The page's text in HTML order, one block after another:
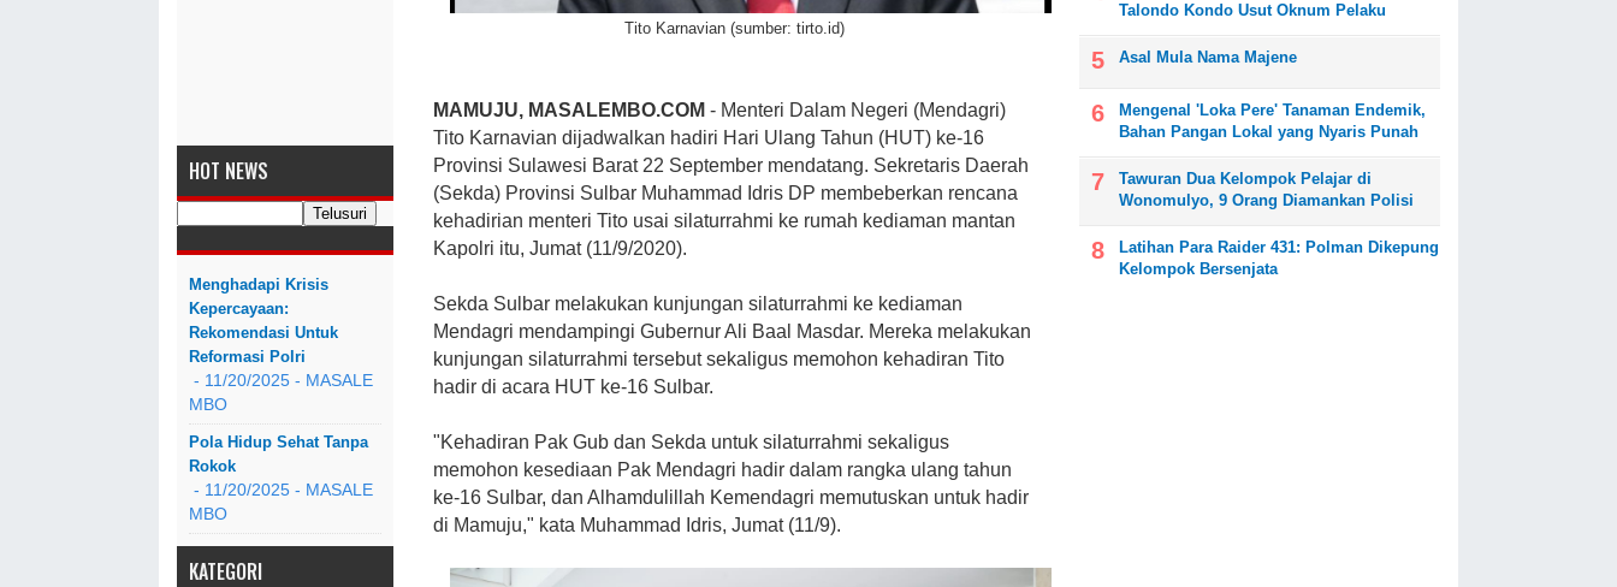
HOT NEWS
Menghadapi Krisis
Kepercayaan:
Rekomendasi Untuk
Reformasi Polri
- 11/20/2025 - MASALE
MBO
Pola Hidup Sehat Tanpa
Rokok
- 11/20/2025 - MASALE
MBO
KATEGORI
Tito Karnavian (sumber: tirto.id)
MAMUJU, MASALEMBO.COM - Menteri Dalam Negeri (Mendagri)
Tito Karnavian dijadwalkan hadiri Hari Ulang Tahun (HUT) ke-16
Provinsi Sulawesi Barat 22 September mendatang. Sekretaris Daerah
(Sekda) Provinsi Sulbar Muhammad Idris DP membeberkan rencana
kehadirian menteri Tito usai silaturrahmi ke rumah kediaman mantan
Kapolri itu, Jumat (11/9/2020).
Sekda Sulbar melakukan kunjungan silaturrahmi ke kediaman
Mendagri mendampingi Gubernur Ali Baal Masdar. Mereka melakukan
kunjungan silaturrahmi tersebut sekaligus memohon kehadiran Tito
hadir di acara HUT ke-16 Sulbar.
"Kehadiran Pak Gub dan Sekda untuk silaturrahmi sekaligus
memohon kesediaan Pak Mendagri hadir dalam rangka ulang tahun
ke-16 Sulbar, dan Alhamdulillah Kemendagri memutuskan untuk hadir
di Mamuju," kata Muhammad Idris, Jumat (11/9).
Talondo Kondo Usut Oknum Pelaku
Asal Mula Nama Majene
Mengenal 'Loka Pere' Tanaman Endemik,
Bahan Pangan Lokal yang Nyaris Punah
Tawuran Dua Kelompok Pelajar di
Wonomulyo, 9 Orang Diamankan Polisi
Latihan Para Raider 431: Polman Dikepung
Kelompok Bersenjata